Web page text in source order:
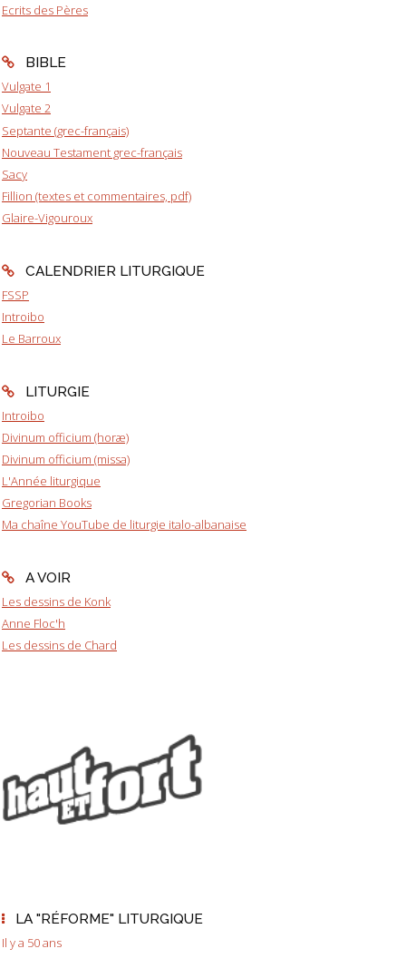
Ecrits des Pères
BIBLE
Vulgate 1
Vulgate 2
Septante (grec-français)
Nouveau Testament grec-français
Sacy
Fillion (textes et commentaires, pdf)
Glaire-Vigouroux
CALENDRIER LITURGIQUE
FSSP
Introibo
Le Barroux
LITURGIE
Introibo
Divinum officium (horæ)
Divinum officium (missa)
L'Année liturgique
Gregorian Books
Ma chaîne YouTube de liturgie italo-albanaise
A VOIR
Les dessins de Konk
Anne Floc'h
Les dessins de Chard
LA "RÉFORME" LITURGIQUE
Il y a 50 ans